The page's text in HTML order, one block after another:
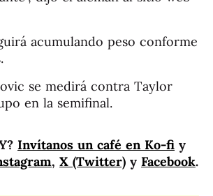
acumulando peso conforme
se medirá contra Taylor
en la semifinal.
Invítanos un café en Ko-fi y
, X (Twitter) y Facebook.